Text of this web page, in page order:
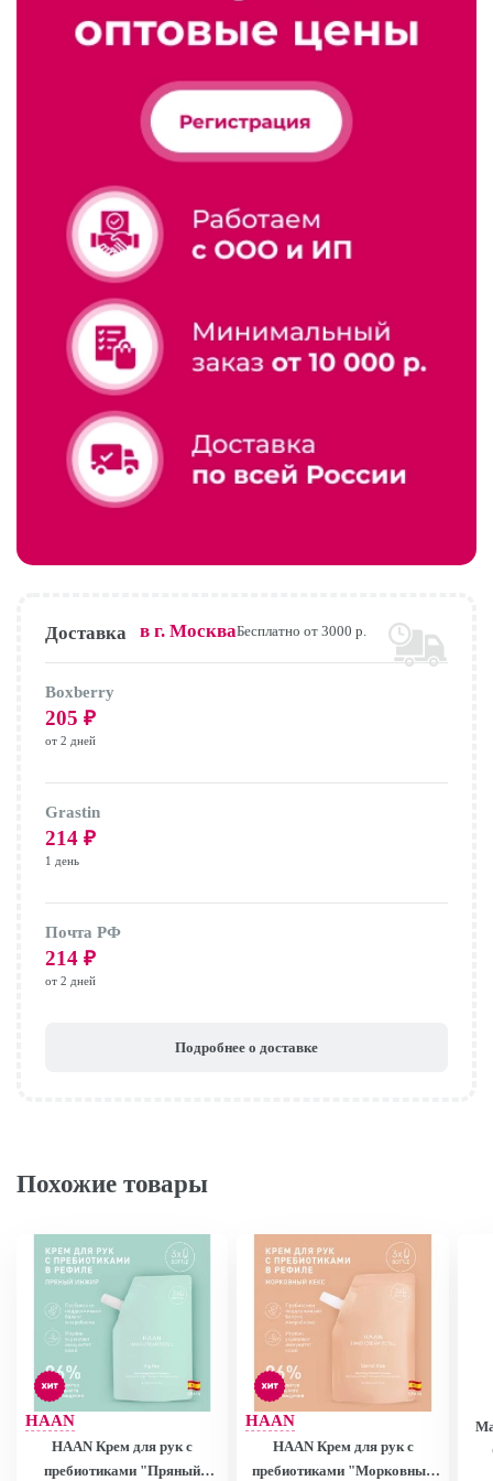
Доставка в г. МоскваБесплатно от 3000 р.
Boxberry
205 ₽
от 2 дней
Grastin
214 ₽
1 день
Почта РФ
214 ₽
от 2 дней
Подробнее о доставке
Похожие товары
HAAN
HAAN Крем для рук с
пребиотиками "Пряный
HAAN
HAAN Крем для рук с
пребиотиками "Морковный